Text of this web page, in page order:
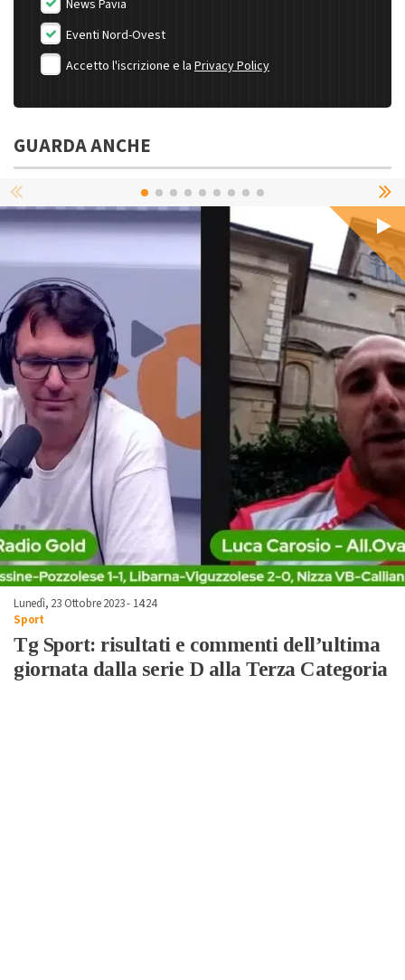
News Pavia
Eventi Nord-Ovest
Accetto l'iscrizione e la Privacy Policy
GUARDA ANCHE
Lunedì, 23 Ottobre 2023 - 14:24
Sport
Tg Sport: risultati e commenti dell’ultima
giornata dalla serie D alla Terza Categoria